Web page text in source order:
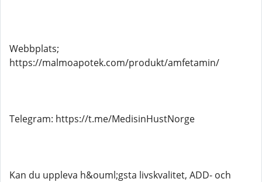
Webbplats;
https://malmoapotek.com/produkt/amfetamin/
Telegram: https://t.me/MedisinHustNorge
Kan du uppleva h&ouml;gsta livskvalitet, ADD- och